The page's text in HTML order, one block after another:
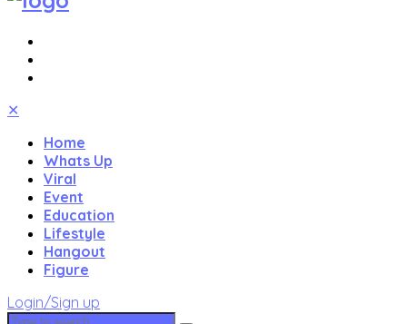
✕
Home
Whats Up
Viral
Event
Education
Lifestyle
Hangout
Figure
Login/Sign up